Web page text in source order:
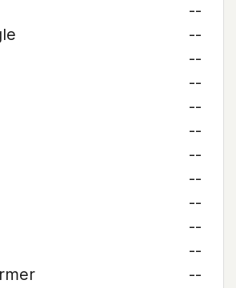
--
--
--
--
--
--
--
--
--
--
--
--